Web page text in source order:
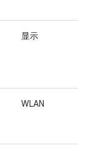
显示
WLAN